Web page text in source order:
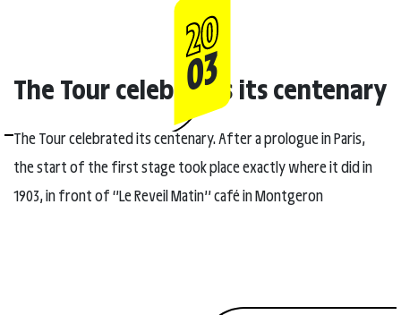
20
03
The Tour celebrates its centenary
The Tour celebrated its centenary. After a prologue in Paris,
the start of the first stage took place exactly where it did in
1903, in front of ‘’Le Reveil Matin’’ café in Montgeron